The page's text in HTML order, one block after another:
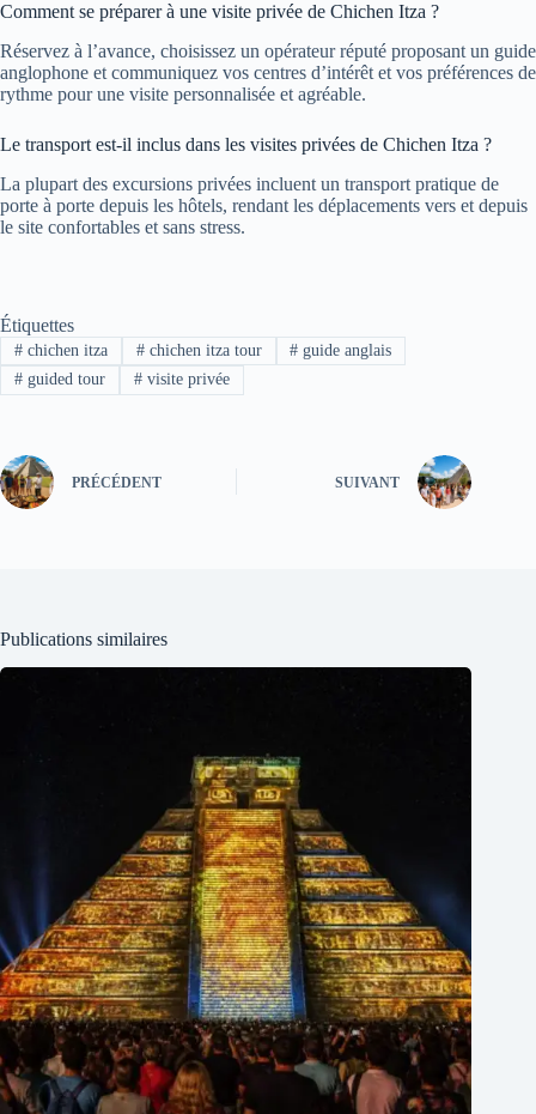
Comment se préparer à une visite privée de Chichen Itza ?
Réservez à l’avance, choisissez un opérateur réputé proposant un guide
anglophone et communiquez vos centres d’intérêt et vos préférences de
rythme pour une visite personnalisée et agréable.
Le transport est-il inclus dans les visites privées de Chichen Itza ?
La plupart des excursions privées incluent un transport pratique de
porte à porte depuis les hôtels, rendant les déplacements vers et depuis
le site confortables et sans stress.
Étiquettes
#chichen itza #chichen itza tour # guide anglais
#guided tour #visite privée
PRÉCÉDENT SUIVANT
Publications similaires